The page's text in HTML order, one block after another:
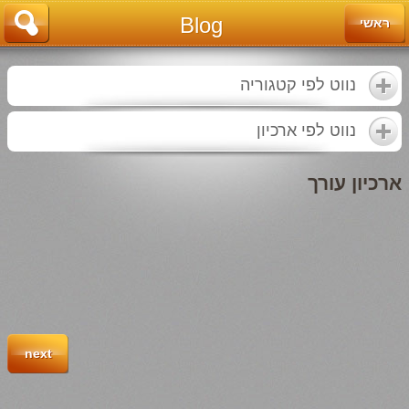
ראשי Blog
נווט לפי קטגוריה
נווט לפי ארכיון
ארכיון עורך
next